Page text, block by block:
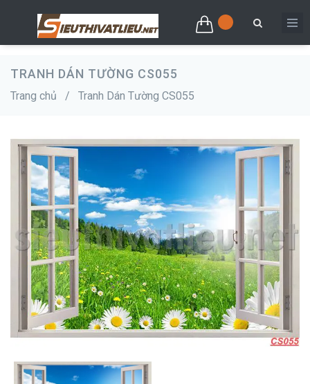
TRANH DÁN TƯỜNG CS055
Trang chủ / Tranh Dán Tường CS055